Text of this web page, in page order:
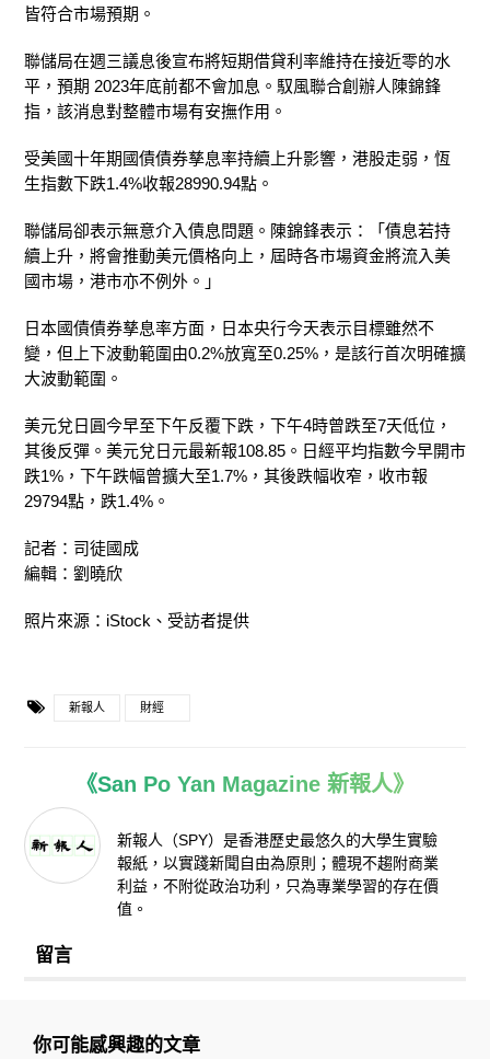
皆符合市場預期。
聯儲局在週三議息後宣布將短期借貸利率維持在接近零的水
平，預期 2023年底前都不會加息。馭風聯合創辦人陳錦鋒
指，該消息對整體市場有安撫作用。
受美國十年期國債債券孳息率持續上升影響，港股走弱，恆
生指數下跌1.4%收報28990.94點。
聯儲局卻表示無意介入債息問題。陳錦鋒表示：「債息若持
續上升，將會推動美元價格向上，屆時各市場資金將流入美
國市場，港市亦不例外。」
日本國債債券孳息率方面，日本央行今天表示目標雖然不
變，但上下波動範圍由0.2%放寬至0.25%，是該行首次明確擴
大波動範圍。
美元兌日圓今早至下午反覆下跌，下午4時曾跌至7天低位，
其後反彈。美元兌日元最新報108.85。日經平均指數今早開市
跌1%，下午跌幅曾擴大至1.7%，其後跌幅收窄，收市報
29794點，跌1.4%。
記者：司徒國成
編輯：劉曉欣
照片來源：iStock、受訪者提供
新報人 財經
《San Po Yan Magazine 新報人》
新報人（SPY）是香港歷史最悠久的大學生實驗
報紙，以實踐新聞自由為原則；體現不趨附商業
利益，不附從政治功利，只為專業學習的存在價
值。
留言
你可能感興趣的文章